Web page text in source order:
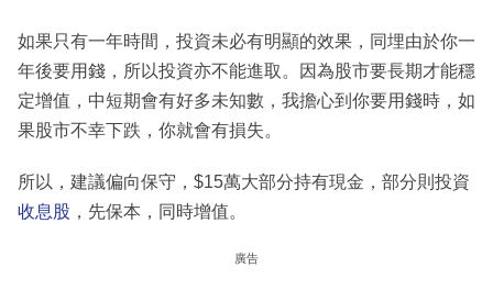
如果只有一年時間，投資未必有明顯的效果，同埋由於你一
年後要用錢，所以投資亦不能進取。因為股市要長期才能穩
定增值，中短期會有好多未知數，我擔心到你要用錢時，如
果股市不幸下跌，你就會有損失。
所以，建議偏向保守，$15萬大部分持有現金，部分則投資
收息股 ，先保本，同時增值。
廣告